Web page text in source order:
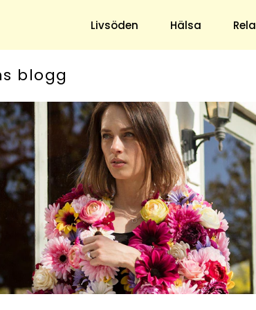
Livsöden Hälsa
& Trädgård
Hushåll
Ekonomi
Mat & Dryck
& Antikt
DIY - Gör Det Själv
Underhållning
Nöje
TV
Horoskop
Quiz
blogg